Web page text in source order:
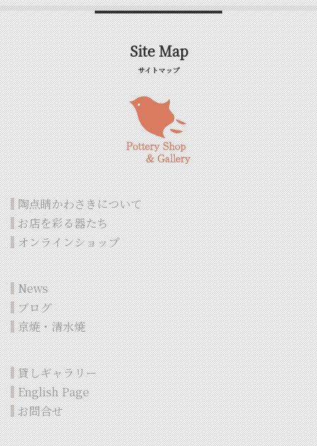
Site Map
サイトマップ
陶点睛かわさきについて
お店を彩る器たち
オンラインショップ
News
ブログ
京焼・清水焼
貸しギャラリー
English Page
お問合せ